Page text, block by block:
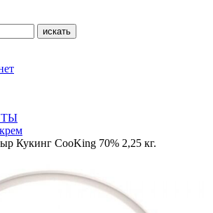
искать
Кукинг CooKing 70% 2,25 кг.